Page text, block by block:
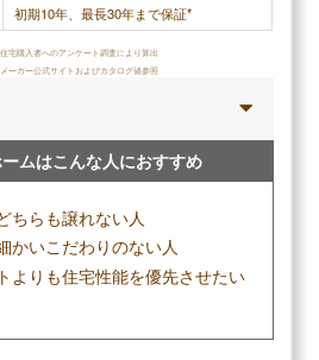
の読まれている記事
くら？建てた人に聞きました
した点、良かった点は？
初期10年、最長30年まで保証*
宅購入者へのアンケート調査により算出
ーカー公式サイトおよびカタログ値参照
ムはこんな人におすすめ
ちらも譲れない人
かいこだわりのない人
よりも住宅性能を優先させたい